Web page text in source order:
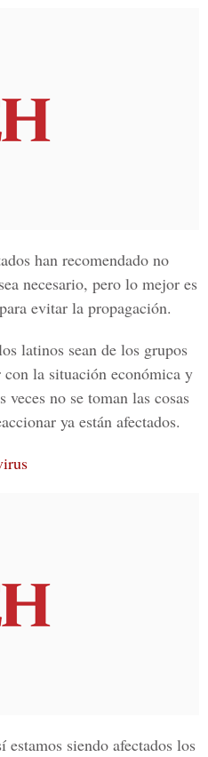
han recomendado no
necesario, pero lo mejor es
evitar la propagación.
latinos sean de los grupos
con la situación económica y
no se toman las cosas
ya están afectados.
siendo afectados los